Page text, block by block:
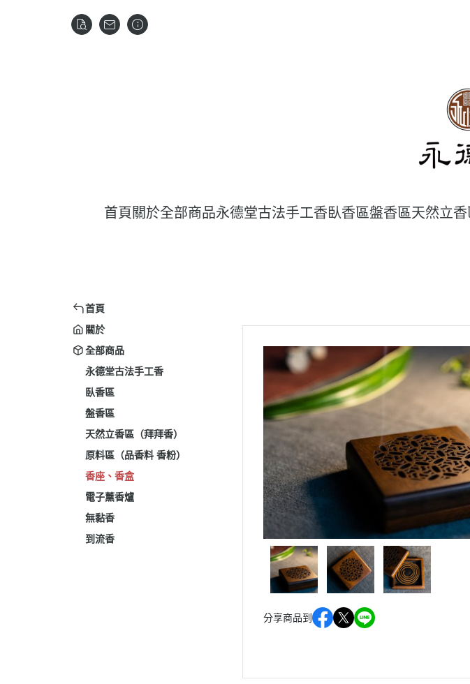
首頁 關於全部商品永德堂古法手工香臥香區盤香區天然立香
首頁
關於
全部商品
永德堂古法手工香
臥香區
盤香區
天然立香區（拜拜香）
原料區（品香料 香粉）
香座、香盒
電子薰香爐
無黏香
到流香
分享商品到